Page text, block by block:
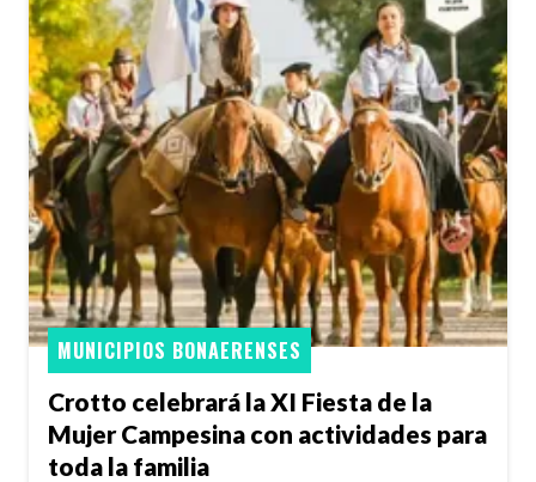
Crotto celebrará la XI Fiesta de la
Mujer Campesina con actividades para
toda la familia
MUNICIPIOS BONAERENSES